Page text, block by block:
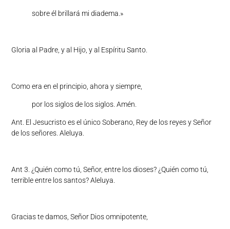
sobre él brillará mi diadema.»
Gloria al Padre, y al Hijo, y al Espíritu Santo.
Como era en el principio, ahora y siempre,
por los siglos de los siglos. Amén.
Ant. El Jesucristo es el único Soberano, Rey de los reyes y Señor
de los señores. Aleluya.
Ant 3. ¿Quién como tú, Señor, entre los dioses? ¿Quién como tú,
terrible entre los santos? Aleluya.
Gracias te damos, Señor Dios omnipotente,